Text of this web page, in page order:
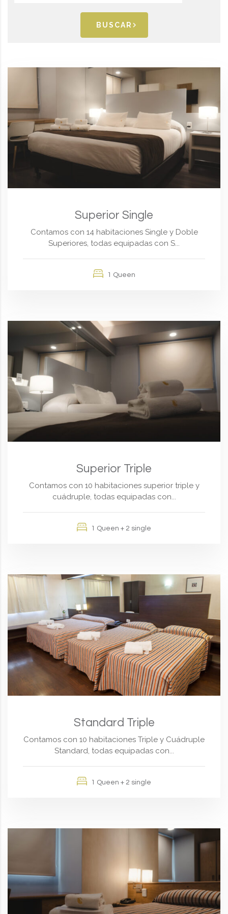
BUSCAR
Superior Single
Contamos con 14 habitaciones Single y Doble
Superiores, todas equipadas con S...
1 Queen
Superior Triple
Contamos con 10 habitaciones superior triple y
cuádruple, todas equipadas con...
1 Queen + 2 single
Standard Triple
Contamos con 10 habitaciones Triple y Cuádruple
Standard, todas equipadas con...
1 Queen + 2 single